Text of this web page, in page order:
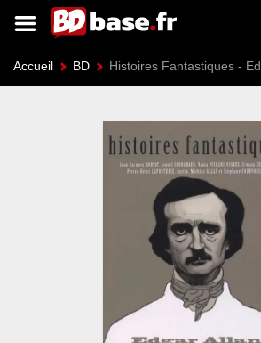
Accueil BD Histoires Fantastiques -